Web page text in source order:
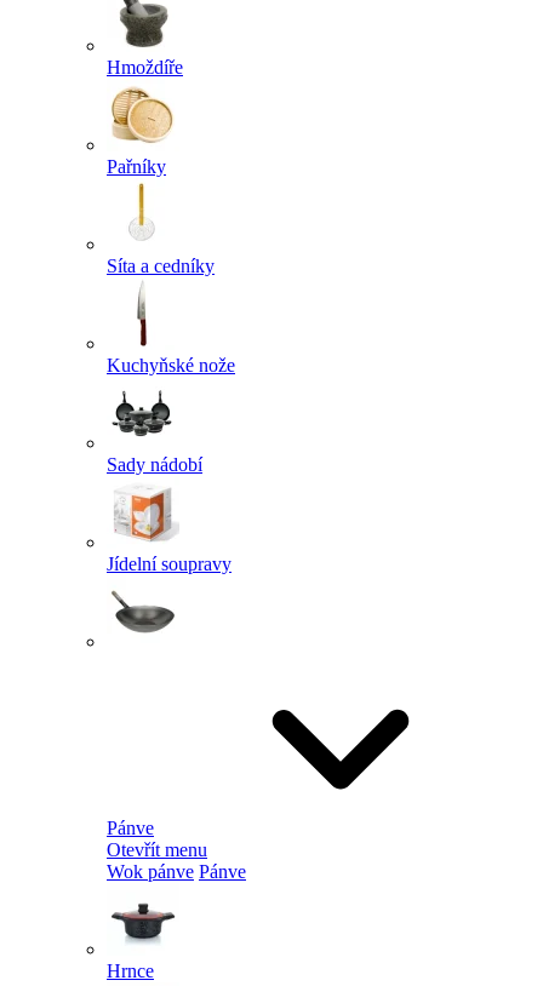
Hmoždíře
Pařníky
Síta a cedníky
Kuchyňské nože
Sady nádobí
Jídelní soupravy
Pánve
Otevřít menu
Wok pánve Pánve
Hrnce